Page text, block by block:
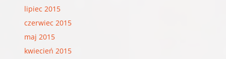
lipiec 2015
czerwiec 2015
maj 2015
kwiecień 2015